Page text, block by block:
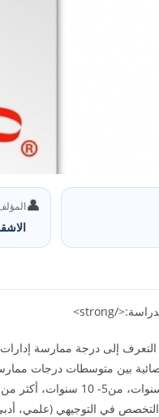
👤
إلى درجة ممارسة إدارات
بين متوسطات درجات
التخصص في التوجيهي (علمي،